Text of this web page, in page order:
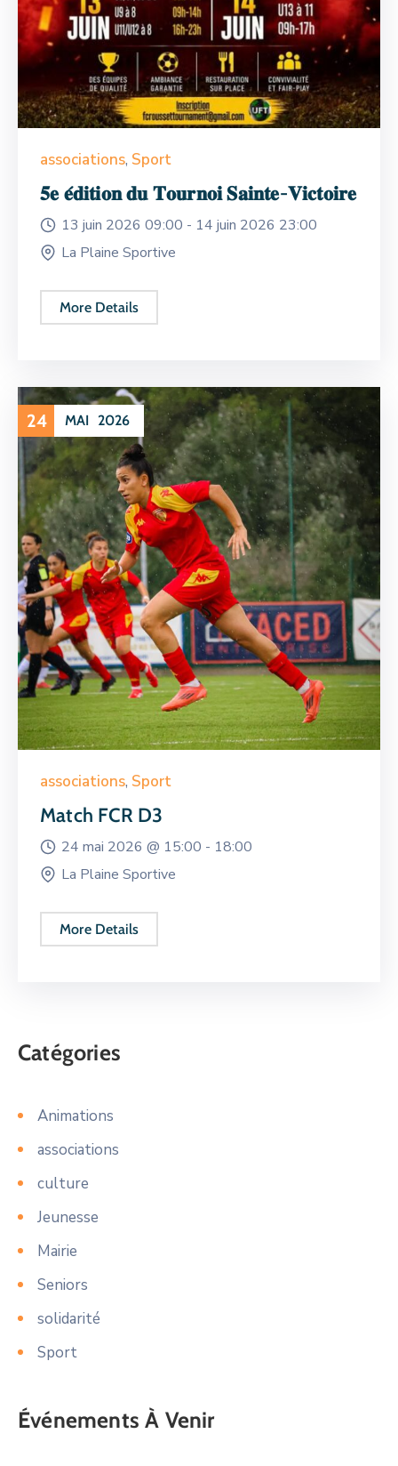
associations, Sport
𝟓𝐞 𝐞́𝐝𝐢𝐭𝐢𝐨𝐧 𝐝𝐮 𝐓𝐨𝐮𝐫𝐧𝐨𝐢 𝐒𝐚𝐢𝐧𝐭𝐞-𝐕𝐢𝐜𝐭𝐨𝐢𝐫𝐞
13 juin 2026 09:00 - 14 juin 2026 23:00
La Plaine Sportive
More Details
24 MAI 2026
associations, Sport
Match FCR D3
24 mai 2026 @ 15:00 - 18:00
La Plaine Sportive
More Details
Catégories
Animations
associations
culture
Jeunesse
Mairie
Seniors
solidarité
Sport
Événements À Venir